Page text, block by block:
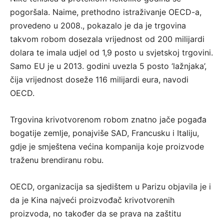
pogoršala. Naime, prethodno istraživanje OECD-a,
provedeno u 2008., pokazalo je da je trgovina
takvom robom dosezala vrijednost od 200 milijardi
dolara te imala udjel od 1,9 posto u svjetskoj trgovini.
Samo EU je u 2013. godini uvezla 5 posto ‘lažnjaka’,
čija vrijednost doseže 116 milijardi eura, navodi
OECD.
Trgovina krivotvorenom robom znatno jače pogađa
bogatije zemlje, ponajviše SAD, Francusku i Italiju,
gdje je smještena većina kompanija koje proizvode
traženu brendiranu robu.
OECD, organizacija sa sjedištem u Parizu objavila je i
da je Kina najveći proizvođač krivotvorenih
proizvoda, no također da se prava na zaštitu